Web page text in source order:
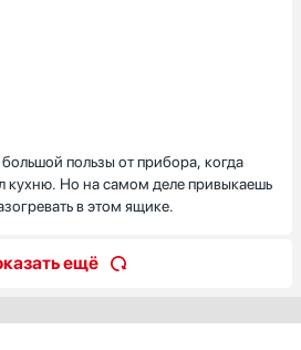
пользы от прибора, когда
кухню. Но на самом деле привыкаешь
в этом ящике.
ещё